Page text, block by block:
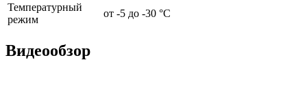
Температурный
режим
от -5 до -30 °С
Видеообзор